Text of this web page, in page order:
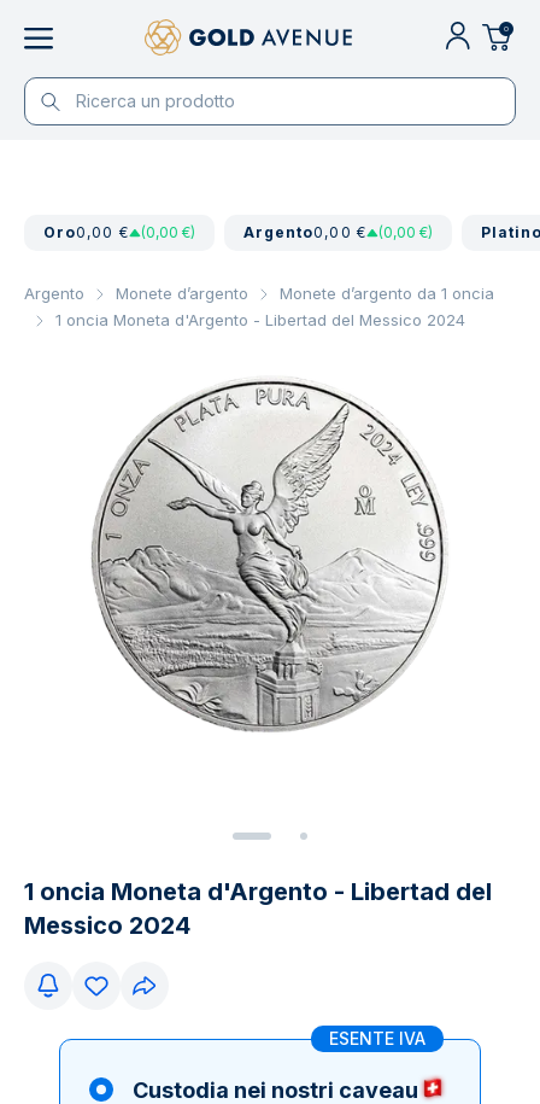
0
Oro0,00 € (0,00 €) Argento0,00 € (0,00 €)
Argento Monete d’argento
Monete d’argento da 1 oncia
1 oncia Moneta d'Argento - Libertad del Messico 2024
1 oncia Moneta d'Argento - Libertad del
Messico 2024
ESENTE IVA
Custodia nei nostri caveau